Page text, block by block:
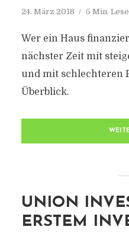
24. März 2018 5 Min.
Wer ein Haus
nächster Zeit mit
und mit schlechteren
Überblick.
UNION
ERSTEM